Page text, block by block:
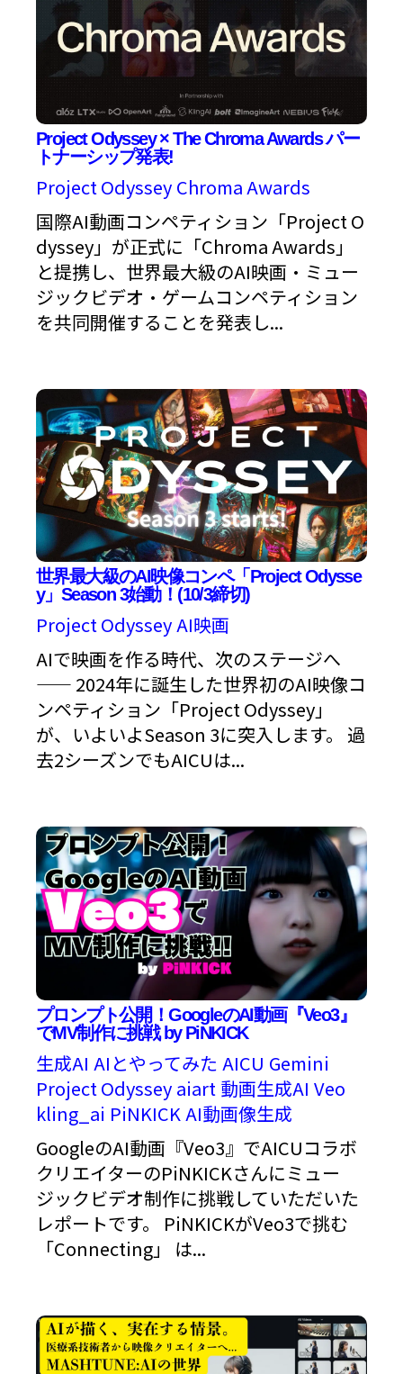
Project Odyssey × The Chroma Awards パー
トナーシップ発表!
Project Odyssey Chroma Awards
国際AI動画コンペティション「Project O
dyssey」が正式に「Chroma Awards」
と提携し、世界最大級のAI映画・ミュー
ジックビデオ・ゲームコンペティション
を共同開催することを発表し...
世界最大級のAI映像コンペ「Project Odysse
y」Season 3始動！(10/3締切)
Project OdysseyAI映画
AIで映画を作る時代、次のステージへ
—— 2024年に誕生した世界初のAI映像コ
ンペティション「Project Odyssey」
が、いよいよSeason 3に突入します。 過
去2シーズンでもAICUは...
プロンプト公開！GoogleのAI動画『Veo3』
でMV制作に挑戦 by PiNKICK
生成AI AIとやってみた AICU Gemini
Project Odyssey aiart 動画生成AI Veo
kling_ai PiNKICK AI動画像生成
GoogleのAI動画『Veo3』でAICUコラボ
クリエイターのPiNKICKさんにミュー
ジックビデオ制作に挑戦していただいた
レポートです。 PiNKICKがVeo3で挑む
「Connecting」 は...